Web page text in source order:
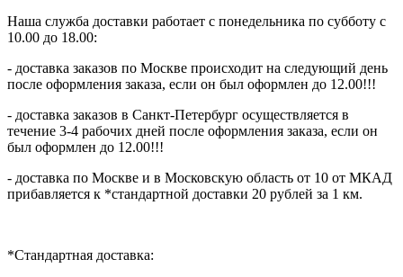
Наша служба доставки работает с понедельника по субботу с
10.00 до 18.00:
- доставка заказов по Москве происходит на следующий день
после оформления заказа, если он был оформлен до 12.00!!!
- доставка заказов в Санкт-Петербург осуществляется в
течение 3-4 рабочих дней после оформления заказа, если он
был оформлен до 12.00!!!
- доставка по Москве и в Московскую область от 10 от МКАД
прибавляется к *стандартной доставки 20 рублей за 1 км.
*Стандартная доставка: